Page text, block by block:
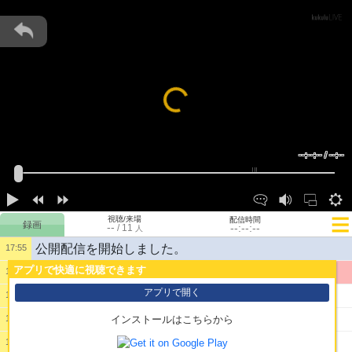
Loading...
--:--:-- / --:--
アプリで快適に視聴できます
アプリで開く
インストールはこちらから
視聴/来場
-- / 11 人
配信時間
--:--:--
17:55 公開配信を開始しました。
17:55 1:まったりと
19:32
19:32 kfrkgkggkgkgkgkg
19:33 ｋｇｋｇｋｇｋｇ